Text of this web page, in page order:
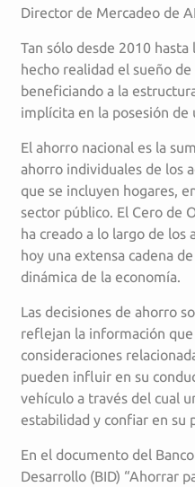
Director de Mercadeo de
Tan sólo desde 2010
hecho realidad el sueño
beneficiando a la
implícita en la posesión de
El ahorro nacional es la
ahorro individuales de los
que se incluyen hogares,
sector público. El Cero de
ha creado a lo largo de los
hoy una extensa cadena
dinámica de la economía.
Las decisiones de ahorro
reflejan la información
consideraciones
pueden influir en su
vehículo a través del cual
estabilidad y confiar en su
En el documento del
Desarrollo (BID) “Ahorrar